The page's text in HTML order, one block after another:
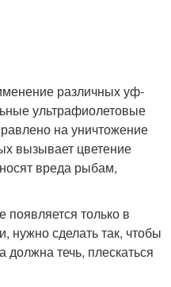
различных уф-
ультрафиолетовые
на уничтожение
вызывает цветение
вреда рыбам,
только в
нужно сделать так, чтобы
течь, плескаться